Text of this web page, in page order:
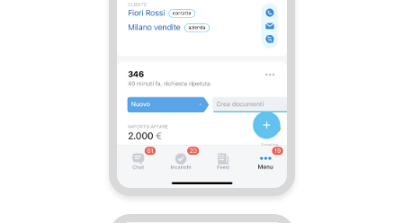
Contact Center
Analisi CRM
Generatore BI
Bitrix24 Market